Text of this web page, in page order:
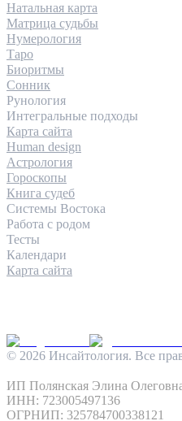
Натальная карта
Матрица судьбы
Нумерология
Таро
Биоритмы
Сонник
Рунология
Интегральные подходы
Карта сайта
Human design
Астрология
Гороскопы
Книга судеб
Системы Востока
Работа с родом
Тесты
Календари
Карта сайта
© 2026 Инсайтология. Все
ИП Полянская Элина
ИНН: 723005497136
ОГРНИП: 325784700338121